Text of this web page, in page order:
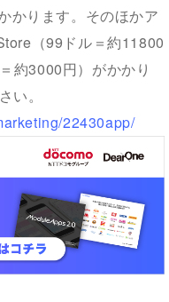
かります。そのほかア
（99ドル＝約11800
約3000円）がかかり
い。
22430app/